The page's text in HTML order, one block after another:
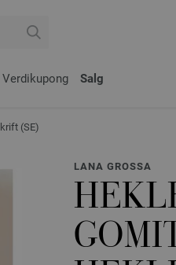
Verdikupong Salg
(SE)
LANA GROSSA